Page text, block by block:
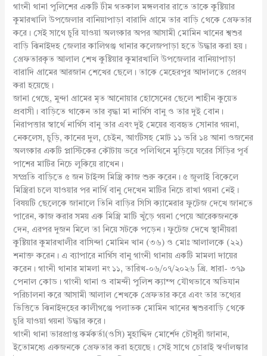
গাংনী থানা পুলিশের একটি টীম গতকাল মঙ্গলবার রাতে তাকে কুষ্টিয়ার
কুমারখালি উপজেলার বানিয়াপাড়া বারাদি গ্রামে তার বাড়ি থেকে গ্রেফতার
করে। সেই সাথে চুরি যাওয়া অলংকার অপর আসামী মোমিন খানের শ্বশুর
বাড়ি ঝিনাইদহ জেলার কালিগঞ্জ থানার কলেজপাড়া হতে উদ্ধার করা হয়।
গ্রেফতারকৃত আলাল শেখ কুষ্টিয়ার কুমারখালি উপজেলার বানিয়াপাড়া
বারাদি গ্রামের আরজান শেখের ছেলে। তাকে মেহেরপুর আদালতে প্রেরণ
করা হয়েছে।
জানা গেছে, মুন্দা গ্রামের মৃত আনোয়ার হোসেনের ছেলে শাহীন কুয়েত
প্রবাসী। বাড়িতে থাকেন তার বৃদ্ধা মা নার্গিস বানু ও তার দুই বোন।
নিরাপত্তার স্বার্থে নার্গিস বানু তার এবং দুই মেয়ের ব্যবহৃত সোনার গয়না,
নেকলেস, চুড়ি, কানের দুল, চেইন, আংটিসহ মোট ১১ ভরি ১৪ আনা ওজনের
অলংকার একটি প্লাস্টিকের কৌটায় ভরে পলিথিনে মুড়িয়ে ঘরের সিঁড়ির পূর্ব
পাশের মাটির নিচে লুকিয়ে রাখেন।
সম্প্রতি বাড়িতে ৫ জন টাইল্স মিস্ত্রি কাজ শুরু করেন। ৫ জুলাই বিকেলে
মিস্ত্রিরা চলে যাওয়ার পর নার্গি বানু দেখেন মাটির নিচে রাখা গয়না নেই।
বিষয়টি ছেলেকে জানালে তিনি বাড়ির সিসি ক্যামেরার ফুটেজ দেখে জানতে
পারেন, কাজ করার সময় এক মিস্ত্রি মাটি খুঁড়ে গয়না পেয়ে আরেকজনকে
দেন, এরপর দুজন মিলে তা নিয়ে সটকে পড়েন। ফুটেজ দেখে স্থানীয়রা
কুষ্টিয়ার কুমারখালীর বাসিন্দা মোমিন খান (৩৬) ও মোঃ আলালকে (২২)
শনাক্ত করেন। এ ব্যাপারে নার্গিস বানু গাংনী থানায় একটি মামলা দায়ের
করেন। গাংনী থানার মামলা নং ১১, তারিখ-০৬/০৭/২০২৬ খ্রি. ধারা- ৩৭৯
পেনাল কোড। গাংনী থানা ও বামন্দী পুলিশ ক্যাম্প যৌথভাবে অভিযান
পরিচালনা করে আসামী আলাল শেখকে গ্রেফতার করে এবং তার তথ্যের
ভিত্তিতে ঝিনাইদহের কালীগঞ্জে পলাতক মোমিন খানের শ্বশুরবাড়ি থেকে
চুরি যাওয়া গয়না উদ্ধার করে।
গাংনী থানা ভারপ্রাপ্ত কর্মকর্তা(ওসি) মুহাদ্দিদ মোর্শেদ চৌধুরী জানান,
ইতোমধ্যে একজনকে গ্রেফতার করা হয়েছে। সেই সাথে চোরাই স্বর্ণালঙ্কার